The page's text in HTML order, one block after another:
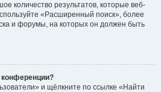
количество результатов, которые веб-
«Расширенный поиск», более
и форумы, на которых он должен быть
конференции?
и щёлкните по ссылке «Найти